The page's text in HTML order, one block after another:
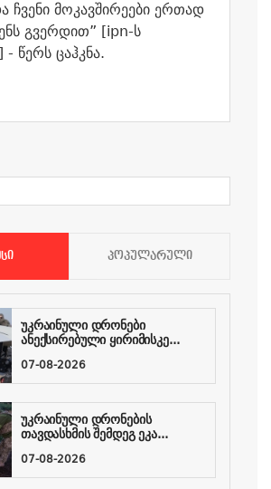
ჩვენი მოკავშირეები ერთად
გვერდით” [ipn-ს
- წერს ცაჰკნა.
ᲞᲝᲞᲣᲚᲐᲠᲣᲚᲘ
უკრაინული დრონები
ანექსირებული ყირიმისკე...
07-08-2026
უკრაინული დრონების
თავდასხმის შემდეგ ეკა...
07-08-2026